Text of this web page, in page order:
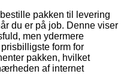
pakken til levering
du er på job. Denne viser
men ydermere
form for
pakken, hvilket
af internet